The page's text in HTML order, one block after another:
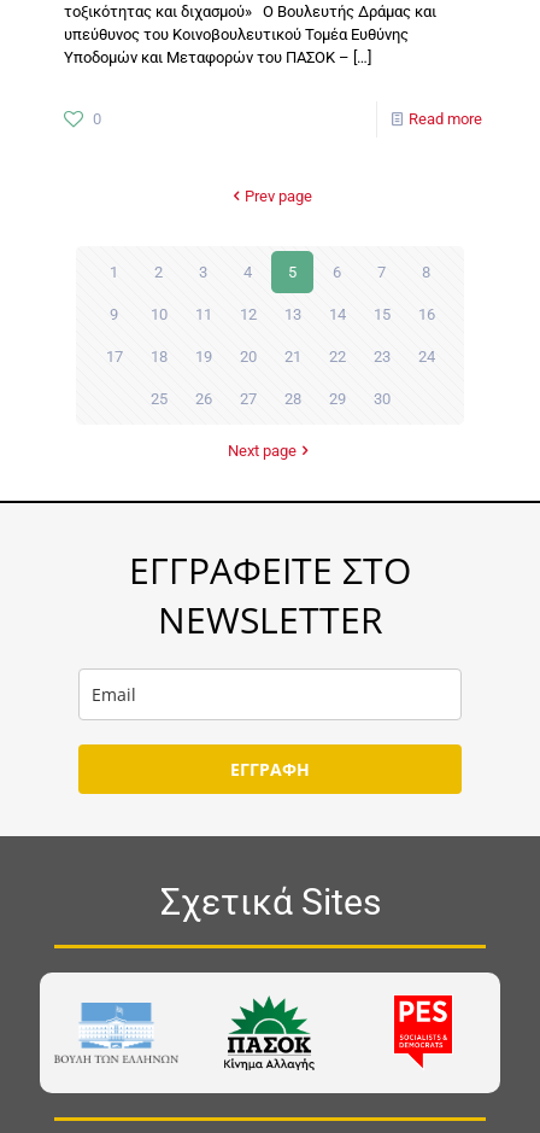
τοξικότητας και διχασμού» Ο Βουλευτής Δράμας και
υπεύθυνος του Κοινοβουλευτικού Τομέα Ευθύνης
Υποδομών και Μεταφορών του ΠΑΣΟΚ – […]
0 Read more
Prev page
1 2 3 4 5 6 7 8
9 10 11 12 13 14 15 16
17 18 19 20 21 22 23 24
25 26 27 28 29 30
Next page
ΕΓΓΡΑΦΕΙΤΕ ΣΤΟ
NEWSLETTER
ΕΓΓΡΑΦΗ
Σχετικά Sites